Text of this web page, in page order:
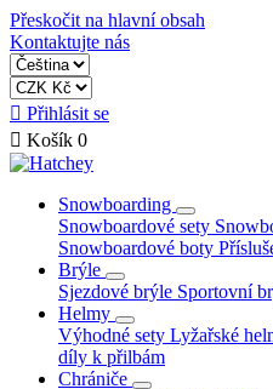
Přeskočit na hlavní obsah
Kontaktujte nás
 Přihlásit se
 Košík 0
Snowboarding
Snowboardové sety
Snowboardové boty
Brýle
Sjezdové brýle Sportovní
Helmy
Výhodné sety Lyžařské
díly k přilbám
Chrániče